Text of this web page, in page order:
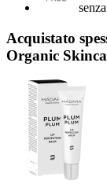
Acquistato
Organic